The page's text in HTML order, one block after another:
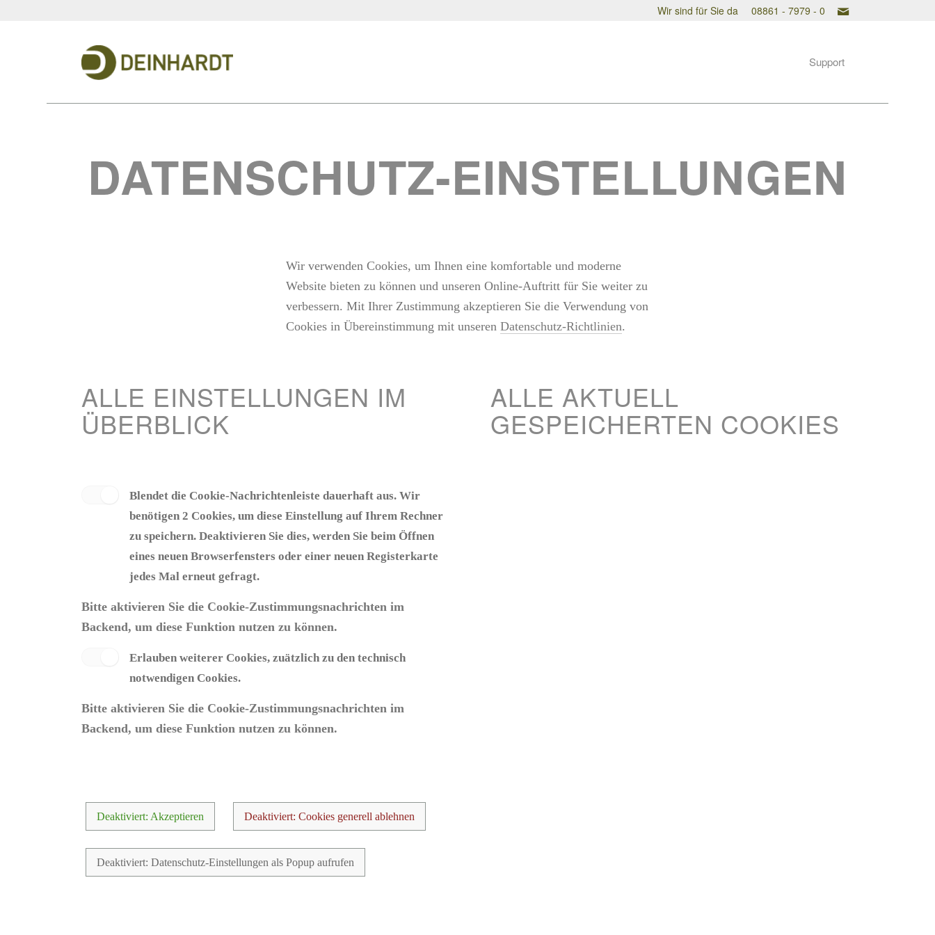
Wir sind für Sie da 08861 - 7979 - 0
Support
DATENSCHUTZ­-EINSTELLUNGEN
Wir verwenden Cookies, um Ihnen eine komfortable und moderne
Website bieten zu können und unseren Online-Auftritt für Sie weiter zu
verbessern. Mit Ihrer Zustimmung akzeptieren Sie die Verwendung von
Cookies in Übereinstimmung mit unserenDatenschutz-Richtlinien.
ALLE EINSTELLUNGEN IM
ÜBERBLICK
Blendet die Cookie-Nachrichtenleiste dauerhaft aus. Wir
benötigen 2 Cookies, um diese Einstellung auf Ihrem Rechner
zu speichern. Deaktivieren Sie dies, werden Sie beim Öffnen
eines neuen Browserfensters oder einer neuen Registerkarte
jedes Mal erneut gefragt.
Bitte aktivieren Sie die Cookie-Zustimmungsnachrichten im
Backend, um diese Funktion nutzen zu können.
Erlauben weiterer Cookies, zuätzlich zu den technisch
notwendigen Cookies.
Bitte aktivieren Sie die Cookie-Zustimmungsnachrichten im
Backend, um diese Funktion nutzen zu können.
Deaktiviert: Akzeptieren Deaktiviert: Cookies generell ablehnen
Deaktiviert: Datenschutz-Einstellungen als Popup aufrufen
ALLE AKTUELL
GESPEICHERTEN COOKIES